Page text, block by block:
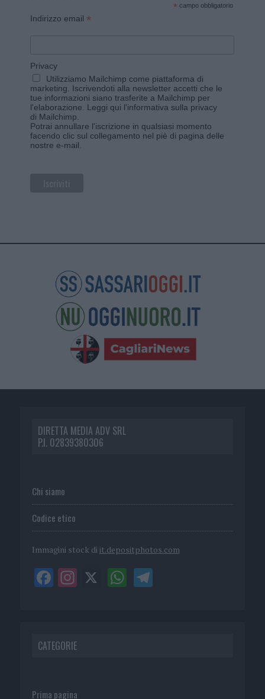
* campo obbligatorio
Indirizzo email *
Privacy
Utilizziamo Mailchimp come piattaforma di
marketing. Iscrivendoti alla newsletter accetti che le
tue informazioni siano trasferite a Mailchimp per
l'elaborazione. Leggi qui l'informativa sulla privacy
di Mailchimp
Potrai annullare l'iscrizione in qualsiasi momento
facendo clic sul collegamento nel piè di pagina delle
nostre e-mail.
DIRETTA MEDIA ADV SRL
P.I. 02839380306
Chi siamo
Codice etico
Immagini stock di it.depositphotos.com
CATEGORIE
Prima pagina